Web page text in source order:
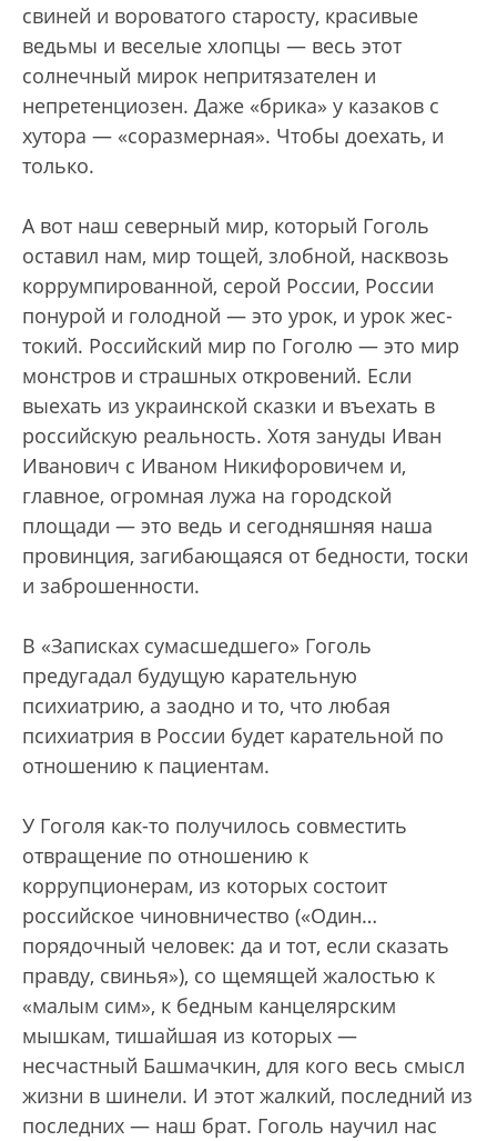
свиней и вороватого старосту, красивые
ведьмы и веселые хлопцы — весь этот
солнечный мирок непритязателен и
непретенциозен. Даже «брика» у казаков с
хутора — «соразмерная». Чтобы доехать, и
только.
А вот наш северный мир, который Гоголь
оставил нам, мир тощей, злобной, насквозь
коррумпированной, серой России, России
понурой и голодной — это урок, и урок жес­
токий. Российский мир по Гоголю — это мир
монстров и страшных откровений. Если
выехать из украинской сказки и въехать в
российскую реальность. Хотя зануды Иван
Иванович с Иваном Никифоровичем и,
главное, огромная лужа на городской
площади — это ведь и сегодняшняя наша
провинция, загибающаяся от бедности, тоски
и заброшенности.
В «Записках сумасшедшего» Гоголь
предугадал будущую карательную
психиатрию, а заодно и то, что любая
психиатрия в России будет карательной по
отношению к пациентам.
У Гоголя как-то получилось совместить
отвращение по отношению к
коррупционерам, из которых состоит
российское чиновничество («Один…
порядочный человек: да и тот, если сказать
правду, свинья»), со щемящей жалостью к
«малым сим», к бедным канцелярским
мышкам, тишайшая из которых —
несчастный Башмачкин, для кого весь смысл
жизни в шинели. И этот жалкий, последний из
последних — наш брат. Гоголь научил нас